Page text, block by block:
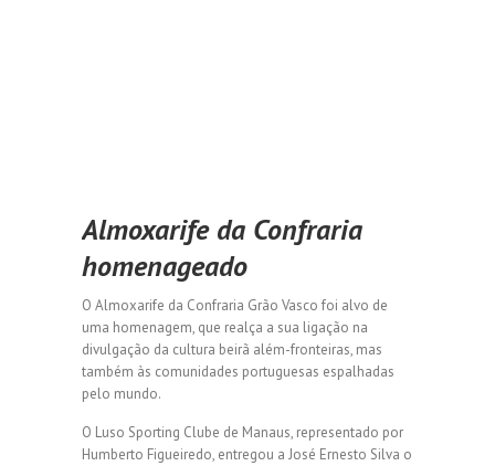
Almoxarife da Confraria
homenageado
O Almoxarife da Confraria Grão Vasco foi alvo de
uma homenagem, que realça a sua ligação na
divulgação da cultura beirã além-fronteiras, mas
também às comunidades portuguesas espalhadas
pelo mundo.
O Luso Sporting Clube de Manaus, representado por
Humberto Figueiredo, entregou a José Ernesto Silva o